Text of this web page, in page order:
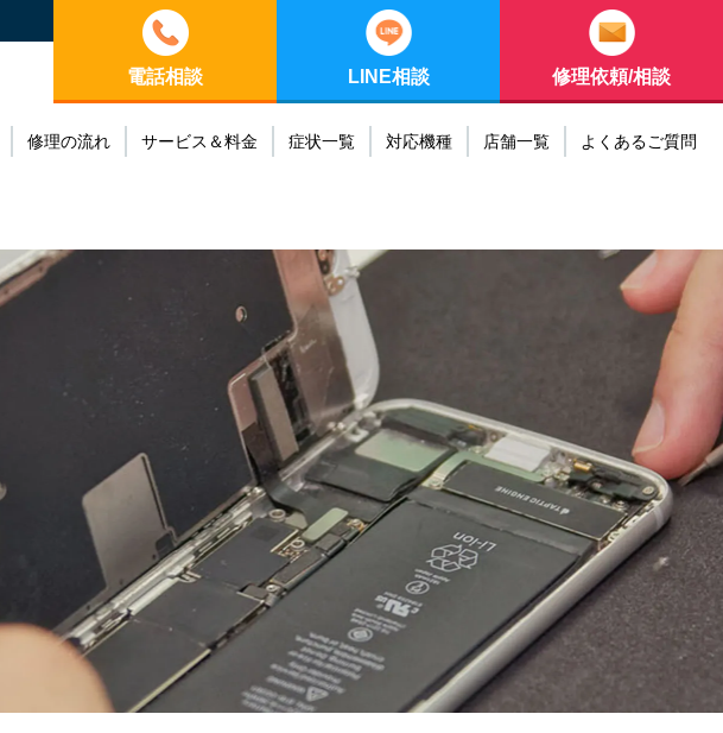
修理の流れ サービス＆料金 症状一覧 対応機種 店舗一覧 よくあるご質問
電話相談 LINE相談 修理依頼/相談